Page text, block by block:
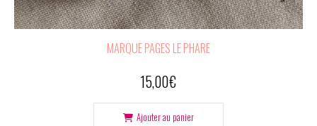
MARQUE PAGES LE PHARE
15,00€
Ajouter au panier